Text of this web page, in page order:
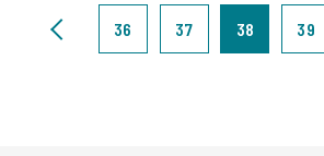
36 37 38 39